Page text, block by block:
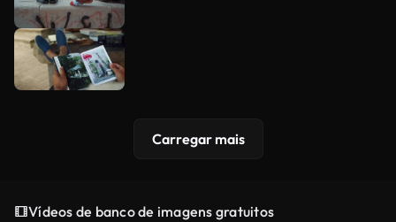
Carregar mais
Vídeos de banco de imagens gratuitos